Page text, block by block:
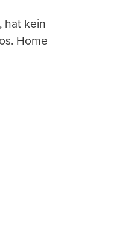
hat kein
Home